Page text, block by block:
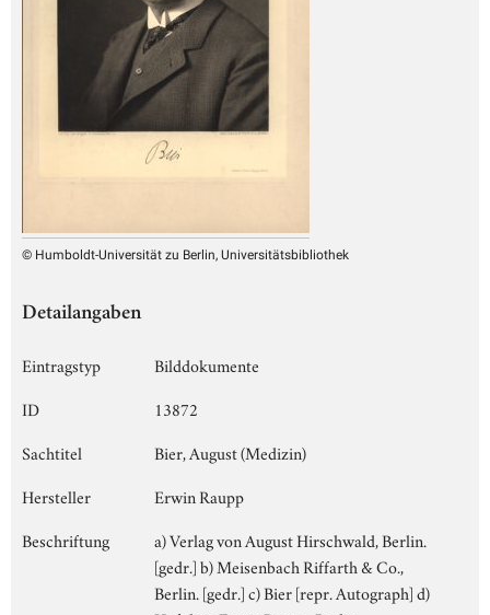
© Humboldt-Universität zu Berlin, Universitätsbibliothek
Detailangaben
Eintragstyp
Bilddokumente
ID
13872
Sachtitel
Bier, August (Medizin)
Hersteller
Erwin Raupp
Beschriftung
a) Verlag von August Hirschwald, Berlin.
[gedr.] b) Meisenbach Riffarth & Co.,
Berlin. [gedr.] c) Bier [repr. Autograph] d)